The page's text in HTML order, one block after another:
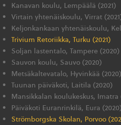
Kanavan koulu, Lempäälä (2021)
Virtain yhtenäiskoulu, Virrat
Keljonkankaan yhtenäiskoulu,
Trivium Retoriikka, Turku (2021)
Soljan lastentalo, Tampere (2020)
Sauvon koulu, Sauvo (2020)
Metsäkaltevatalo, Hyvinkää (2020)
Tuunan päiväkoti, Laitila (2020)
Mansikkalan koulukeskus, Imatra
Päiväkoti Euranrinkilä, Eura (2020)
Strömborgska Skolan, Porvoo